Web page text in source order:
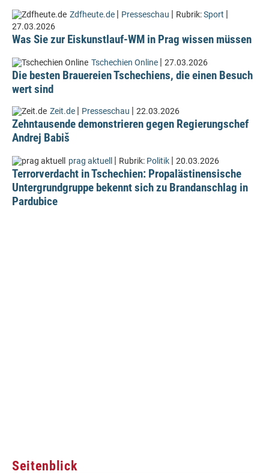
Zdfheute.de | Presseschau | Rubrik:Sport |
27.03.2026
Was Sie zur Eiskunstlauf-WM in Prag wissen müssen
Tschechien Online | 27.03.2026
Die besten Brauereien Tschechiens, die einen Besuch
wert sind
Zeit.de | Presseschau | 22.03.2026
Zehntausende demonstrieren gegen Regierungschef
Andrej Babiš
prag aktuell | Rubrik: Politik | 20.03.2026
Terrorverdacht in Tschechien: Propalästinensische
Untergrundgruppe bekennt sich zu Brandanschlag in
Pardubice
Seitenblick